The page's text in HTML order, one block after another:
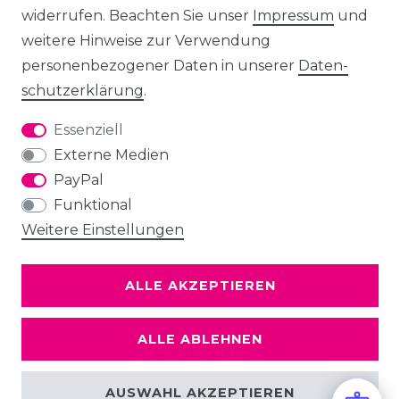
widerrufen. Beachten Sie unser Impressum und
weitere Hinweise zur Verwendung
personenbezogener Daten in unserer Daten­
schutz­erklärung.
Essenziell
Externe Medien
PayPal
Funktional
Weitere Einstellungen
ALLE AKZEPTIEREN
ALLE ABLEHNEN
AUSWAHL AKZEPTIEREN